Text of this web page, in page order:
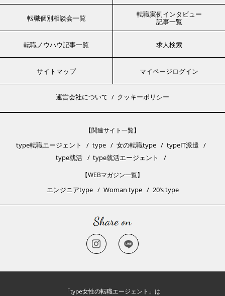
転職個別相談会一覧
転職実例インタビュー
記事一覧
転職ノウハウ記事一覧 求人検索
サイトマップ マイページログイン
運営会社について クッキーポリシー
【関連サイト一覧】
type転職エージェント type 女の転職type
typeIT派遣
type就活
type就活エージェント
【WEBマガジン一覧】
エンジニアtype Woman type 20’s type
「type女性の転職エージェント」は